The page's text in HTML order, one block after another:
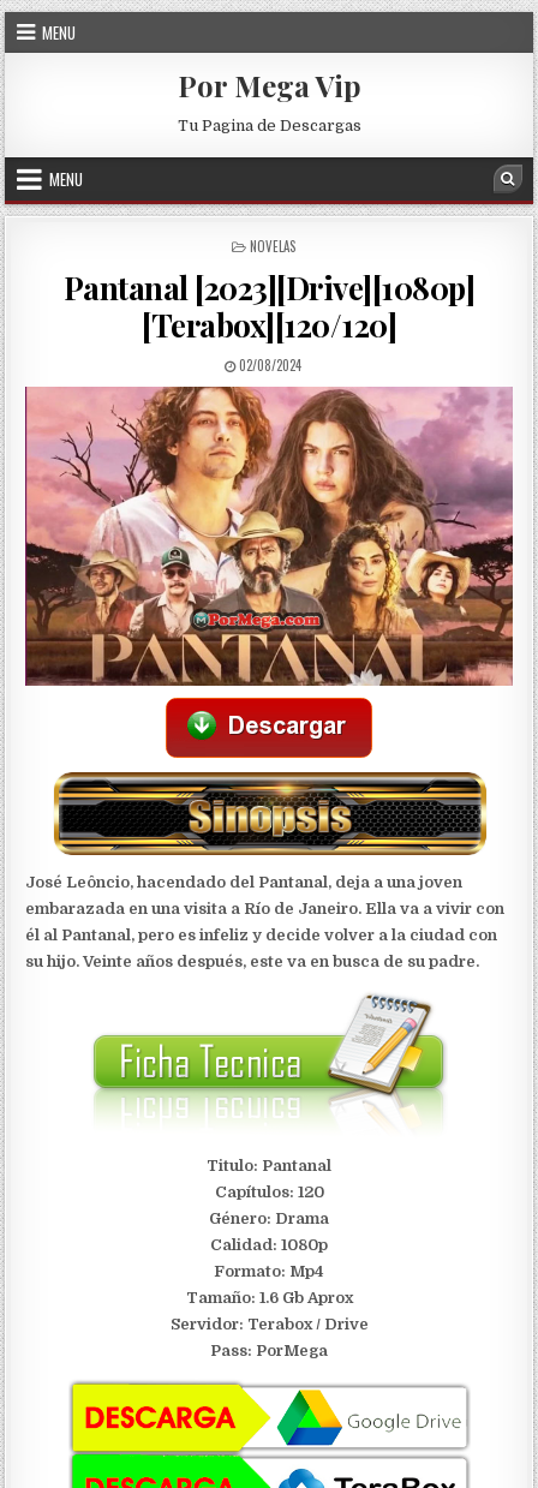
Skip to content
MENU
Por Mega Vip
Tu Pagina de Descargas
MENU
POSTED IN
NOVELAS
Pantanal [2023][Drive][1080p]
[Terabox][120/120]
PUBLISHED DATE:
02/08/2024
José Leôncio, hacendado del Pantanal, deja a una joven
embarazada en una visita a Río de Janeiro. Ella va a vivir con
él al Pantanal, pero es infeliz y decide volver a la ciudad con
su hijo. Veinte años después, este va en busca de su padre.
Titulo: Pantanal
Capítulos: 120
Género: Drama
Calidad: 1080p
Formato: Mp4
Tamaño: 1.6 Gb Aprox
Servidor: Terabox / Drive
Pass: PorMega